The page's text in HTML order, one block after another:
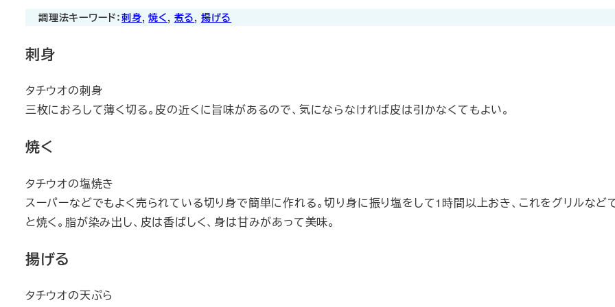
調理法キーワード：刺身, 焼く, 煮る, 揚げる
刺身
タチウオの刺身
三枚におろして薄く切る。皮の近くに旨味があるので、気にならなければ皮は引かなくてもよい。
焼く
タチウオの塩焼き
スーパーなどでもよく売られている切り身で簡単に作れる。切り身に振り塩をして1時間以上おき、これをグリルなど
と焼く。脂が染み出し、皮は香ばしく、身は甘みがあって美味。
揚げる
タチウオの天ぷら